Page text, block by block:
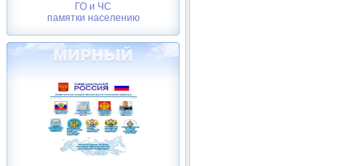
ГО и ЧС
памятки населению